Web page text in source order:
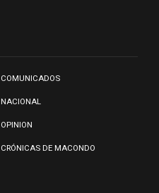
COMUNICADOS
NACIONAL
OPINION
CRÓNICAS DE MACONDO